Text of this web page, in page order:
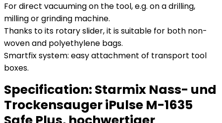
For direct vacuuming on the tool, e.g. on a drilling,
milling or grinding machine.
Thanks to its rotary slider, it is suitable for both non-
woven and polyethylene bags.
Smartfix system: easy attachment of transport tool
boxes.
Specification: Starmix Nass- und
Trockensauger iPulse M-1635